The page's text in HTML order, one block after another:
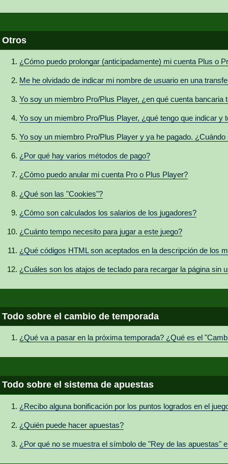
Otros
¿Cómo puedo prolongar (anticipadamente) mi cuenta Plus o
Me he olvidado de indicar mi nombre de usuario en una
Yo soy un miembro Pro/Plus Player, ¿en qué cuenta bancaria
Yo soy un miembro Pro/Plus Player, ¿qué tengo que indicar y
Yo soy un miembro Pro/Plus Player y ya he pagado.
¿Por qué hay varios métodos de pago?
¿Cómo puedo anular mi cuenta Pro o Plus Player?
¿Qué son las "Cookies"?
¿Cómo son calculados los salarios de los jugadores?
¿Cuánto tempo necesito para jugar a este juego?
¿Qué códigos HTML son aceptados en la descripción de los
¿Cuáles son los atajos de teclado para recargar la página sin
Todo sobre el cambio de temporada
¿Qué va a pasar en la próxima temporada? ¿Qué es el
Todo sobre el sistema de apuestas
¿Recibo alguna bonificación por los puntos logrados en el
¿Quién puede hacer apuestas?
¿Por qué no se muestra el símbolo de "Rey de las apuestas"